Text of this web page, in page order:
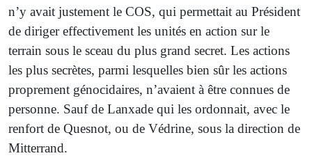
n’y avait justement le COS, qui permettait au Président
de diriger effectivement les unités en action sur le
terrain sous le sceau du plus grand secret. Les actions
les plus secrètes, parmi lesquelles bien sûr les actions
proprement génocidaires, n’avaient à être connues de
personne. Sauf de Lanxade qui les ordonnait, avec le
renfort de Quesnot, ou de Védrine, sous la direction de
Mitterrand.